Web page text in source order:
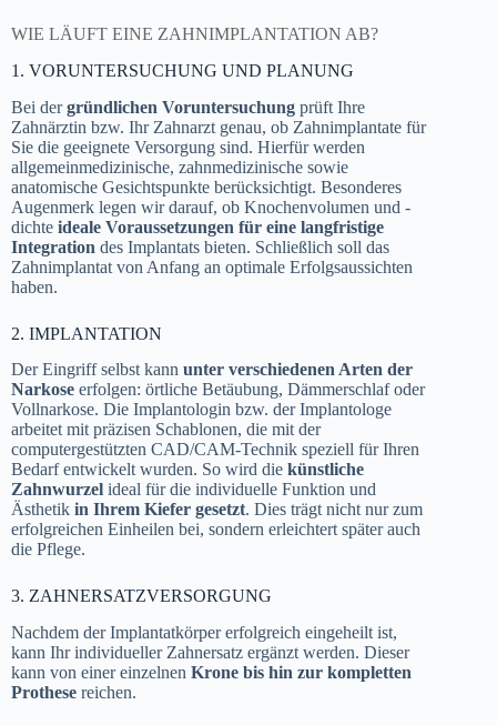
WIE LÄUFT EINE ZAHNIMPLANTATION AB?
1. VORUNTERSUCHUNG UND PLANUNG
Bei dergründlichen Voruntersuchung prüft Ihre
Zahnärztin bzw. Ihr Zahnarzt genau, ob Zahnimplantate für
Sie die geeignete Versorgung sind. Hierfür werden
allgemeinmedizinische, zahnmedizinische sowie
anatomische Gesichtspunkte berücksichtigt. Besonderes
Augenmerk legen wir darauf, ob Knochenvolumen und -
dichte ideale Voraussetzungen für eine langfristige
Integration des Implantats bieten. Schließlich soll das
Zahnimplantat von Anfang an optimale Erfolgsaussichten
haben.
2. IMPLANTATION
Der Eingriff selbst kann unter verschiedenen Arten der
Narkose erfolgen: örtliche Betäubung, Dämmerschlaf oder
Vollnarkose. Die Implantologin bzw. der Implantologe
arbeitet mit präzisen Schablonen, die mit der
computergestützten CAD/CAM-Technik speziell für Ihren
Bedarf entwickelt wurden. So wird die künstliche
Zahnwurzel ideal für die individuelle Funktion und
Ästhetik in Ihrem Kiefer gesetzt. Dies trägt nicht nur zum
erfolgreichen Einheilen bei, sondern erleichtert später auch
die Pflege.
3. ZAHNERSATZVERSORGUNG
Nachdem der Implantatkörper erfolgreich eingeheilt ist,
kann Ihr individueller Zahnersatz ergänzt werden. Dieser
kann von einer einzelnen Krone bis hin zur kompletten
Prothese reichen.